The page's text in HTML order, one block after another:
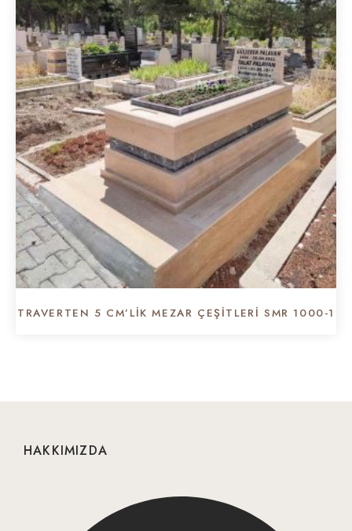
TRAVERTEN 5 CM’LIK MEZAR ÇEŞITLERI SMR 1000-1
HAKKIMIZDA